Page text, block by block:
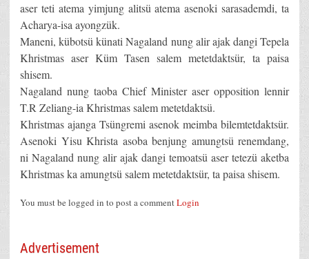
aser teti atema yimjung alitsü atema asenoki sarasademdi, ta
Acharya-isa ayongzük.
Maneni, kübotsü künati Nagaland nung alir ajak dangi Tepela
Khristmas aser Küm Tasen salem metetdaktsür, ta paisa
shisem.
Nagaland nung taoba Chief Minister aser opposition lennir
T.R Zeliang-ia Khristmas salem metetdaktsü.
Khristmas ajanga Tsüngremi asenok meimba bilemtetdaktsür.
Asenoki Yisu Khrista asoba benjung amungtsü renemdang,
ni Nagaland nung alir ajak dangi temoatsü aser tetezü aketba
Khristmas ka amungtsü salem metetdaktsür, ta paisa shisem.
You must be logged in to post a commentLogin
Advertisement